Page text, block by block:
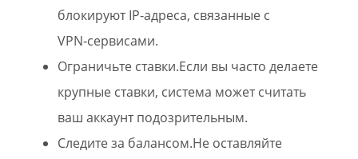
блокируют IP‑адреса, связанные с
VPN‑сервисами.
Ограничьте ставки.Если вы часто делаете
крупные ставки, система может считать
ваш аккаунт подозрительным.
Следите за балансом.Не оставляйте